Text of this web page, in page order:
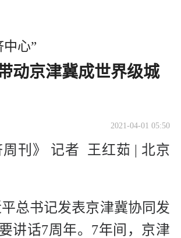
中心”
动京津冀成世界级城
2021-04-01 05:50
周刊》 记者 王红茹 | 北京
总书记发表京津冀协同发
要讲话7周年。7年间，京津